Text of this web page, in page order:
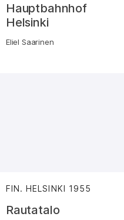
Hauptbahnhof
Helsinki
Eliel Saarinen
FIN. HELSINKI 1955
Rautatalo